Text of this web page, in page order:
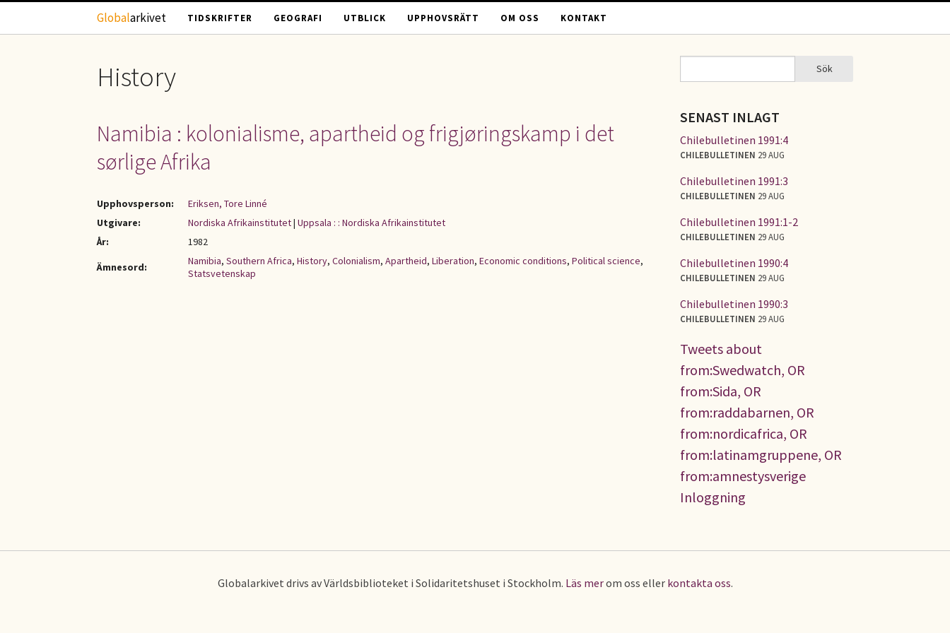
Hoppa till huvudinnehåll
Globalarkivet TIDSKRIFTER GEOGRAFI UTBLICK UPPHOVSRÄTT OM OSS KONTAKT
History
Namibia : kolonialisme, apartheid og frigjøringskamp i det
sørlige Afrika
Upphovsperson:
Eriksen, Tore Linné
Utgivare:
Nordiska Afrikainstitutet| Uppsala : : Nordiska Afrikainstitutet
År:
1982
Ämnesord:
Namibia, Southern Africa, History, Colonialism, Apartheid, Liberation, Economic conditions, Political science,
Statsvetenskap
SÖKFORMULÄR Sök
SENAST INLAGT
Chilebulletinen 1991:4
CHILEBULLETINEN 29 AUG
Chilebulletinen 1991:3
CHILEBULLETINEN 29 AUG
Chilebulletinen 1991:1-2
CHILEBULLETINEN 29 AUG
Chilebulletinen 1990:4
CHILEBULLETINEN 29 AUG
Chilebulletinen 1990:3
CHILEBULLETINEN 29 AUG
Tweets about
from:Swedwatch, OR
from:Sida, OR
from:raddabarnen, OR
from:nordicafrica, OR
from:latinamgruppene, OR
from:amnestysverige
Inloggning
Globalarkivet drivs av Världsbiblioteket i Solidaritetshuset i Stockholm. Läs merom oss eller kontakta oss.